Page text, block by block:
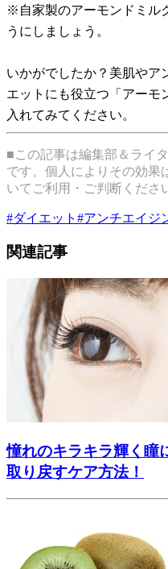
※自家製のアーモンドミル
うにしましょう。
いかがでしたか？美肌やア
エットにも役立つ「アーモ
入れてみてください。
■この記事は編集部＆ライ
です。個人によりその効果
いてご利用・ご判断くださ
#ダイエット #アンチエイジ
関連記事
憧れのキラキラ輝く瞳
取り戻すケア方法！